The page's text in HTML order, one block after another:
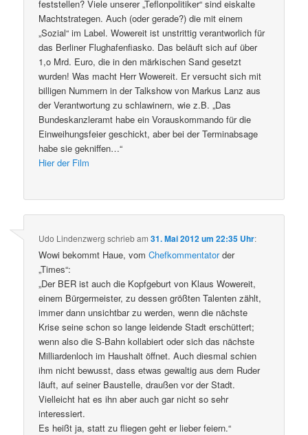
feststellen? Viele unserer „Teflonpolitiker“ sind eiskalte
Machtstrategen. Auch (oder gerade?) die mit einem
„Sozial“ im Label. Wowereit ist unstrittig verantworlich für
das Berliner Flughafenfiasko. Das beläuft sich auf über
1,o Mrd. Euro, die in den märkischen Sand gesetzt
wurden! Was macht Herr Wowereit. Er versucht sich mit
billigen Nummern in der Talkshow von Markus Lanz aus
der Verantwortung zu schlawinern, wie z.B. „Das
Bundeskanzleramt habe ein Vorauskommando für die
Einweihungsfeier geschickt, aber bei der Terminabsage
habe sie gekniffen…“
Hier der Film
Udo Lindenzwerg schriebam31. Mai 2012 um 22:35 Uhr:
Wowi bekommt Haue, vomChefkommentatorder
„Times“:
„Der BER ist auch die Kopfgeburt von Klaus Wowereit,
einem Bürgermeister, zu dessen größten Talenten zählt,
immer dann unsichtbar zu werden, wenn die nächste
Krise seine schon so lange leidende Stadt erschüttert;
wenn also die S-Bahn kollabiert oder sich das nächste
Milliardenloch im Haushalt öffnet. Auch diesmal schien
ihm nicht bewusst, dass etwas gewaltig aus dem Ruder
läuft, auf seiner Baustelle, draußen vor der Stadt.
Vielleicht hat es ihn aber auch gar nicht so sehr
interessiert.
Es heißt ja, statt zu fliegen geht er lieber feiern.“